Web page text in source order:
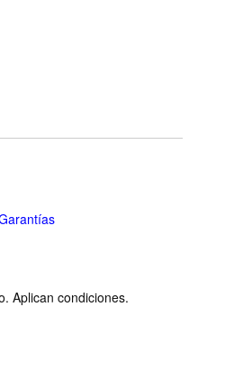
Aplican condiciones.